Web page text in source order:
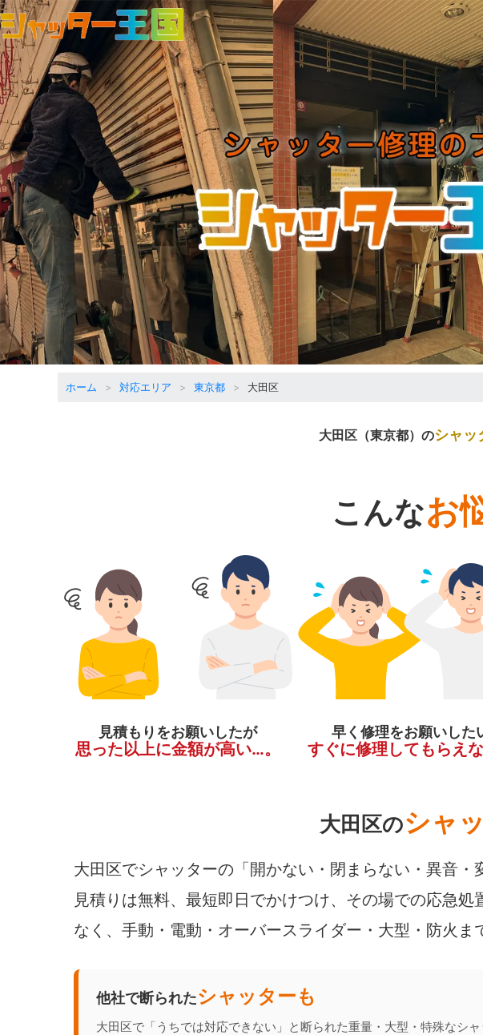
ホーム 対応エリア 東京都 大田区
大田区（東京都）のシャッ
こんなお
見積もりをお願いしたが
思った以上に金額が高い…。
早く修理をお願いした
すぐに修理してもらえ
大田区のシャ
大田区でシャッターの「開かない・閉まらない・異音
見積りは無料、最短即日でかけつけ、その場での応急
なく、手動・電動・オーバースライダー・大型・防火ま
他社で断られたシャッターも
大田区で「うちでは対応できない」と断られた重量・大型・特殊なシ